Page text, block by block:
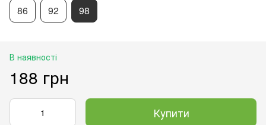
86 92 98
В наявності
188 грн
Купити